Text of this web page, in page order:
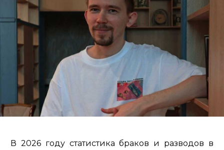
В 2026 году статистика браков и разводов в